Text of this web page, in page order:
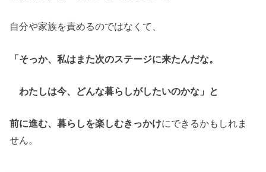
自分や家族を責めるのではなくて、
「そっか、私はまた次のステージに来たんだな。
わたしは今、どんな暮らしがしたいのかな」 と
前に進む、暮らしを楽しむきっかけにできるかもしれま
せん。